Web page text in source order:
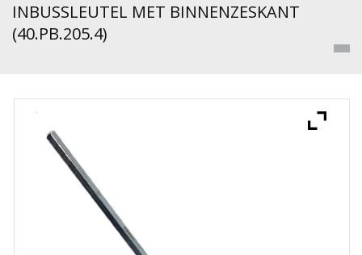
INBUSSLEUTEL MET BINNENZESKANT
(40.PB.205.4)